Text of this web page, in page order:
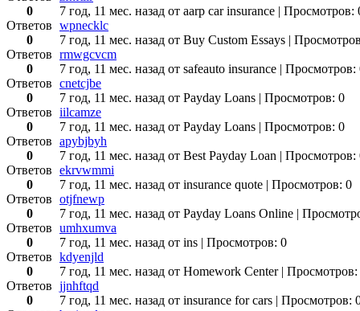
0
7 год, 11 мес. назад от aarp car insurance | Просмотров:
Ответов
0
wpnecklc
7 год, 11 мес. назад от Buy Custom Essays |
Ответов
0
rmwgcvcm
7 год, 11 мес. назад от safeauto insurance | Просмотров:
Ответов
0
cnetcjbe
7 год, 11 мес. назад от Payday Loans | Просмотров: 0
Ответов
0
iilcamze
7 год, 11 мес. назад от Payday Loans | Просмотров: 0
Ответов
0
apybjbyh
7 год, 11 мес. назад от Best Payday Loan | Просмотров:
Ответов
0
ekrvwmmi
7 год, 11 мес. назад от insurance quote | Просмотров: 0
Ответов
0
otjfnewp
7 год, 11 мес. назад от Payday Loans Online |
Ответов
0
umhxumva
7 год, 11 мес. назад от ins | Просмотров: 0
Ответов
0
kdyenjld
7 год, 11 мес. назад от Homework Center | Просмотров:
Ответов
0
jjnhftqd
7 год, 11 мес. назад от insurance for cars | Просмотров: